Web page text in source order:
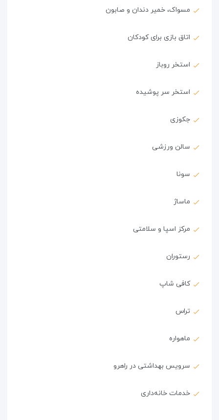
مسواک، خمیر دندان و صابون
اتاق بازی برای کودکان
استخر روباز
استخر سر پوشیده
جکوزی
سالن ورزشی
سونا
ماساژ
مرکز اسپا و سلامتی
رستوران
کافی شاپ
تراس
ماهواره
سرویس بهداشتی در راهرو
خدمات خانه‌داری